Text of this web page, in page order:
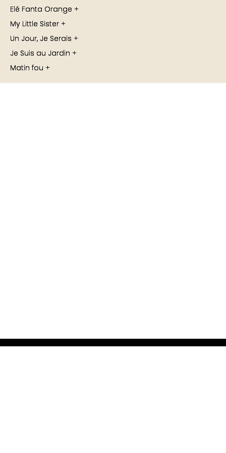
Elé Fanta Orange
My Little Sister
Un Jour, Je Serais
Je Suis au Jardin
Matin fou